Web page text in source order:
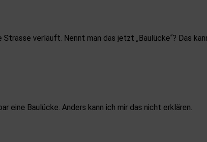
verläuft. Nennt man das jetzt „Baulücke“? Das
eine Baulücke. Anders kann ich mir das nicht erklären.